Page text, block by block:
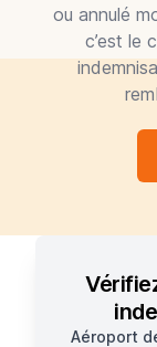
ou annulé
c’est le
Aéroport